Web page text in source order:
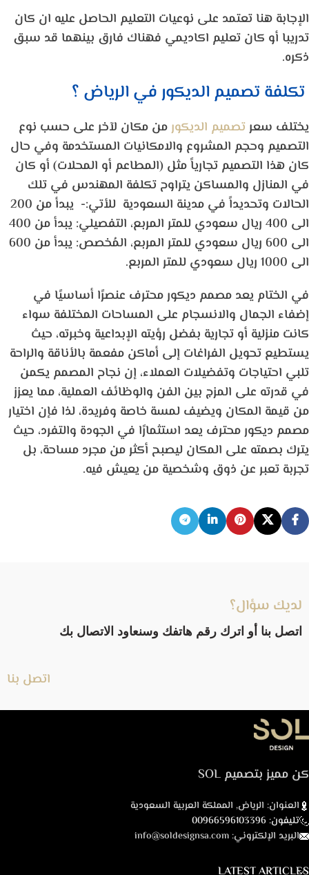
الإجابة هنا تعتمد على نوعيات التعليم الحاصل عليه ان كان
تدريبا أو كان تعليم اكاديمي فهناك فارق بينهما قد سبق
ذكره.
تكلفة تصميم الديكور في الرياض ؟
يختلف سعرتصميم الديكورمن مكان لآخر على حسب نوع
التصميم وحجم المشروع والامكانيات المستخدمة وفي حال
كان هذا التصميم تجارياً مثل (المطاعم أو المحلات) أو كان
في المنازل والمساكن يتراوح تكلفة المهندس في تلك
الحالات وتحديداً في مدينة السعودية للأتي:- يبدأ من 200
الى 400 ريال سعودي للمتر المربع، التفصيلي: يبدأ من 400
الى 600 ريال سعودي للمتر المربع، المُخصص: يبدأ من 600
الى 1000 ريال سعودي للمتر المربع.
في الختام يعد مصمم ديكور محترف عنصرًا أساسيًا في
إضفاء الجمال والانسجام على المساحات المختلفة سواء
كانت منزلية أو تجارية بفضل رؤيته الإبداعية وخبرته، حيث
يستطيع تحويل الفراغات إلى أماكن مفعمة بالأناقة والراحة
تلبي احتياجات وتفضيلات العملاء، إن نجاح المصمم يكمن
في قدرته على المزج بين الفن والوظائف العملية، مما يعزز
من قيمة المكان ويضيف لمسة خاصة وفريدة، لذا فإن اختيار
مصمم ديكورمحترف يعد استثمارًا في الجودة والتفرد، حيث
يترك بصمته على المكان ليصبح أكثر من مجرد مساحة، بل
تجربة تعبر عن ذوق وشخصية من يعيش فيه.
لديك سؤال؟
اتصل بنا أو اترك رقم هاتفك وسنعاود الاتصال بك
اتصل بنا
كن مميز بتصميم SOL
العنوان: الرياض, المملكة العربية السعودية
تليفون: 00966596103396
البريد الإلكتروني: info@soldesignsa.com